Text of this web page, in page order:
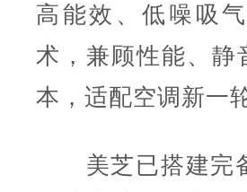
高能效、低噪吸
术，兼顾性能、静
本，适配空调新一
美芝已搭建完备